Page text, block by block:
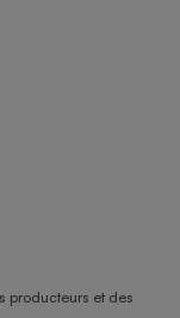
producteurs et des